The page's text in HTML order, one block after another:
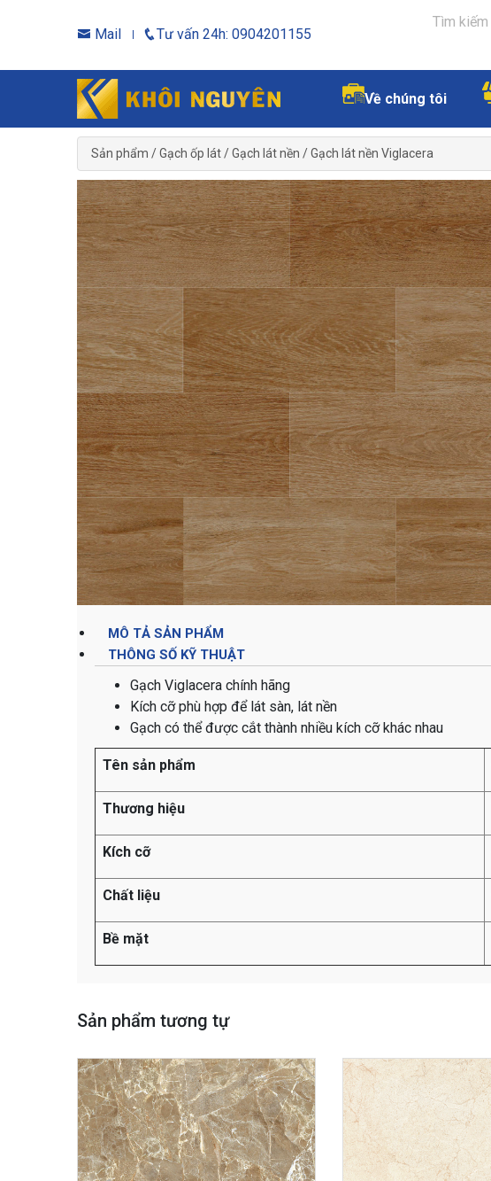
Mail Tư vấn 24h: 0904201155
Về chúng tôi
Sản phẩm /Gạch ốp lát/Gạch lát nền /Gạch lát nền Viglacera
MÔ TẢ SẢN PHẨM
THÔNG SỐ KỸ THUẬT
Gạch Viglacera chính hãng
Kích cỡ phù hợp để lát sàn, lát nền
Gạch có thể được cắt thành nhiều kích cỡ khác nhau
Tên sản phẩm
Thương hiệu
Kích cỡ
Chất liệu
Bề mặt
Sản phẩm tương tự